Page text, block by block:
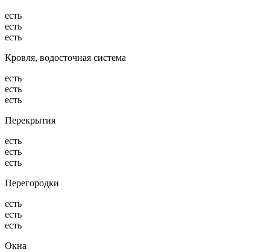
есть
есть
есть
Кровля, водосточная система
есть
есть
есть
Перекрытия
есть
есть
есть
Перегородки
есть
есть
есть
Окна